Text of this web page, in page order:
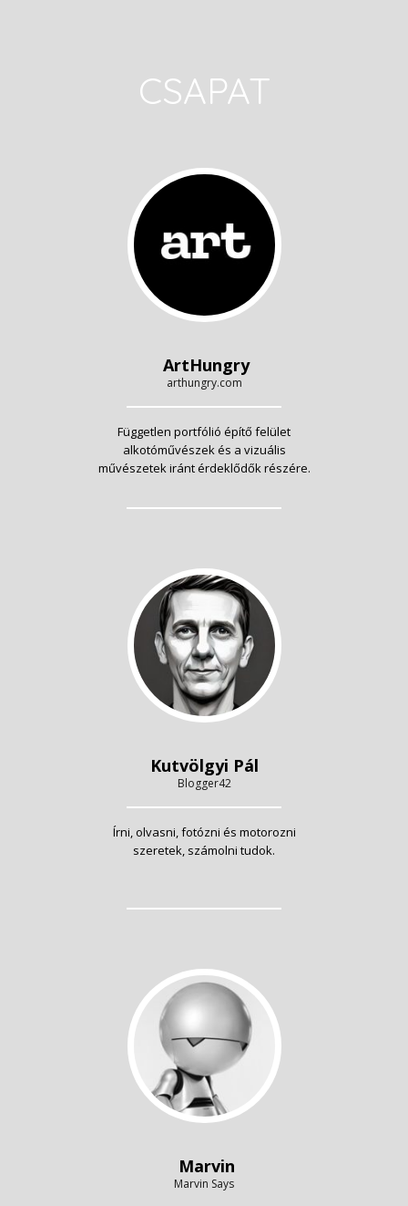
CSAPAT
ArtHungry
arthungry.com
Független portfólió építő felület
alkotóművészek és a vizuális
művészetek iránt érdeklődők részére.
Kutvölgyi Pál
Blogger42
Írni, olvasni, fotózni és motorozni
szeretek, számolni tudok.
Marvin
Marvin Says